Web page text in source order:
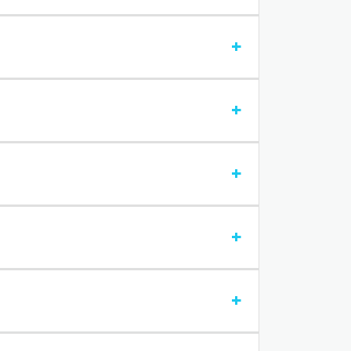
+
+
+
+
+